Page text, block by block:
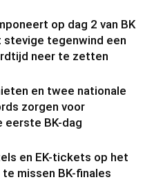
op dag 2 van BK
stevige tegenwind een
neer te zetten
en twee nationale
zorgen voor
BK-dag
en EK-tickets op het
missen BK-finales